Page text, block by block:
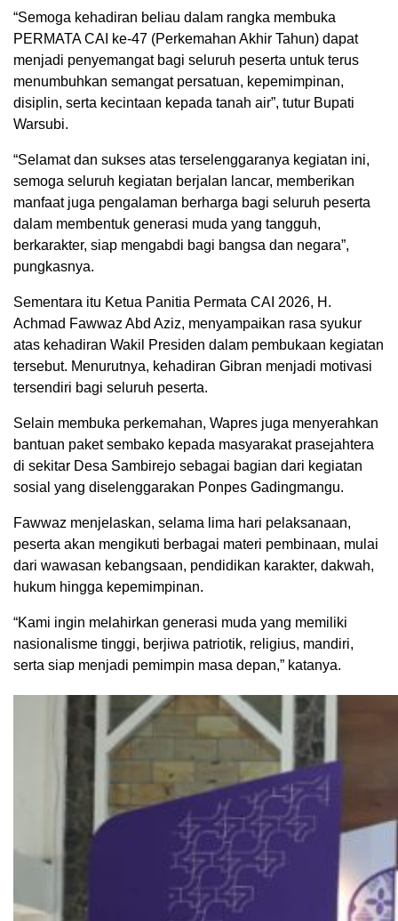
“Semoga kehadiran beliau dalam rangka membuka
PERMATA CAI ke-47 (Perkemahan Akhir Tahun) dapat
menjadi penyemangat bagi seluruh peserta untuk terus
menumbuhkan semangat persatuan, kepemimpinan,
disiplin, serta kecintaan kepada tanah air”, tutur Bupati
Warsubi.
“Selamat dan sukses atas terselenggaranya kegiatan ini,
semoga seluruh kegiatan berjalan lancar, memberikan
manfaat juga pengalaman berharga bagi seluruh peserta
dalam membentuk generasi muda yang tangguh,
berkarakter, siap mengabdi bagi bangsa dan negara”,
pungkasnya.
Sementara itu Ketua Panitia Permata CAI 2026, H.
Achmad Fawwaz Abd Aziz, menyampaikan rasa syukur
atas kehadiran Wakil Presiden dalam pembukaan kegiatan
tersebut. Menurutnya, kehadiran Gibran menjadi motivasi
tersendiri bagi seluruh peserta.
Selain membuka perkemahan, Wapres juga menyerahkan
bantuan paket sembako kepada masyarakat prasejahtera
di sekitar Desa Sambirejo sebagai bagian dari kegiatan
sosial yang diselenggarakan Ponpes Gadingmangu.
Fawwaz menjelaskan, selama lima hari pelaksanaan,
peserta akan mengikuti berbagai materi pembinaan, mulai
dari wawasan kebangsaan, pendidikan karakter, dakwah,
hukum hingga kepemimpinan.
“Kami ingin melahirkan generasi muda yang memiliki
nasionalisme tinggi, berjiwa patriotik, religius, mandiri,
serta siap menjadi pemimpin masa depan,” katanya.